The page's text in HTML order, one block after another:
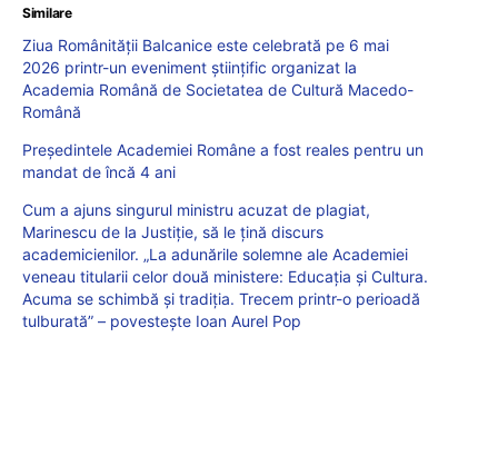
Similare
Ziua Românității Balcanice este celebrată pe 6 mai
2026 printr-un eveniment științific organizat la
Academia Română de Societatea de Cultură Macedo-
Română
Președintele Academiei Române a fost reales pentru un
mandat de încă 4 ani
Cum a ajuns singurul ministru acuzat de plagiat,
Marinescu de la Justiție, să le țină discurs
academicienilor. „La adunările solemne ale Academiei
veneau titularii celor două ministere: Educația și Cultura.
Acuma se schimbă și tradiția. Trecem printr-o perioadă
tulburată” – povestește Ioan Aurel Pop